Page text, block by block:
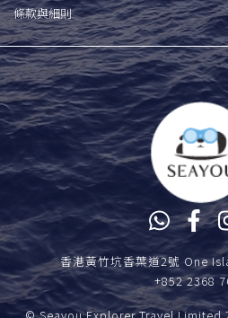
條款與細則
香港黃竹坑香葉道2號 One
+852 2368
© Seayou Explorer Travel Limited